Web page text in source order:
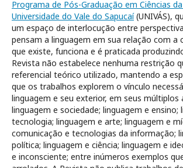
Programa de Pós-Graduação em Ciências
Universidade do Vale do Sapucaí(UNIVÁS),
um espaço de interlocução entre
pensam a linguagem em sua relação com a
que existe, funciona e é praticada
Revista não estabelece nenhuma restrição
referencial teórico utilizado, mantendo a
que os trabalhos explorem o vínculo
linguagem e seu exterior, em seus múltiplos
linguagem e sociedade; linguagem e ensino;
tecnologia; linguagem e arte; linguagem e
comunicação e tecnologias da informação;
política; linguagem e ciência; linguagem e
e inconsciente; entre inúmeros exemplos